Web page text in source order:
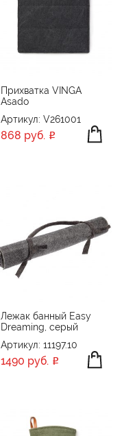
Прихватка VINGA
Asado
Артикул: V261001
868 руб.
Лежак банный Easy
Dreaming, серый
Артикул: 11197.10
1490 руб.